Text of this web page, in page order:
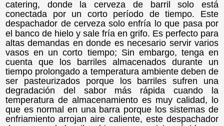
catering, donde la cerveza de barril solo está
conectada por un corto período de tiempo. Este
despachador de cerveza solo enfría lo que pasa por
el banco de hielo y sale fría en grifo. Es perfecto para
altas demandas en donde es necesario servir varios
vasos en un corto tiempo; Sin embargo, tenga en
cuenta que los barriles almacenados durante un
tiempo prolongado a temperatura ambiente deben de
ser pasteurizados porque los barriles sufren una
degradación del sabor más rápida cuando la
temperatura de almacenamiento es muy calidad, lo
que es normal en una barra porque los sistemas de
enfriamiento arrojan aire caliente, este despachador